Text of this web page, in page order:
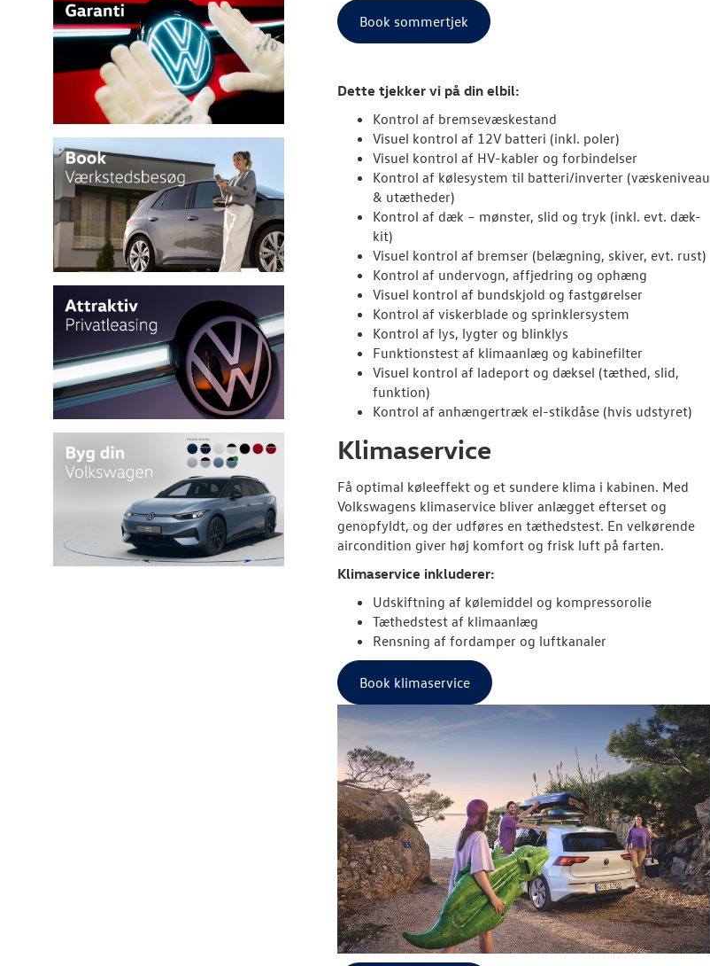
Book sommertjek
Dette tjekker vi på din elbil:
Kontrol af bremsevæskestand
Visuel kontrol af 12V batteri (inkl. poler)
Visuel kontrol af HV-kabler og forbindelser
Kontrol af kølesystem til batteri/inverter (væskeniveau
& utætheder)
Kontrol af dæk – mønster, slid og tryk (inkl. evt. dæk-
kit)
Visuel kontrol af bremser (belægning, skiver, evt. rust)
Kontrol af undervogn, affjedring og ophæng
Visuel kontrol af bundskjold og fastgørelser
Kontrol af viskerblade og sprinklersystem
Kontrol af lys, lygter og blinklys
Funktionstest af klimaanlæg og kabinefilter
Visuel kontrol af ladeport og dæksel (tæthed, slid,
funktion)
Kontrol af anhængertræk el-stikdåse (hvis udstyret)
Klimaservice
Få optimal køleeffekt og et sundere klima i kabinen. Med
Volkswagens klimaservice bliver anlægget efterset og
genopfyldt, og der udføres en tæthedstest. En velkørende
aircondition giver høj komfort og frisk luft på farten.
Klimaservice inkluderer:
Udskiftning af kølemiddel og kompressorolie
Tæthedstest af klimaanlæg
Rensning af fordamper og luftkanaler
Book klimaservice